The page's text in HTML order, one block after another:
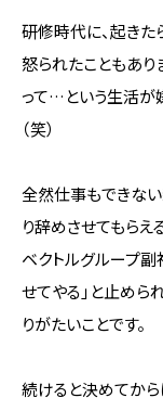
研修時代に、起きた
怒られたこともあ
って…という生活が
（笑）
全然仕事もできな
り辞めさせてもらえ
ベクトルグループ副
せてやる」と止めら
りがたいことです。
続けると決めてから